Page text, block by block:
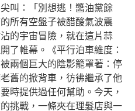
叫：「別想逃！醬油黨餘
所有空盤子被醋酸氣波震
的宇宙冒險，就在這片蒜
了帷幕。《平行泊車維度：
兩個巨大的陰影籠罩著：停
舊的掀背車，彷彿繼承了他
時提供過任何幫助。今天，
挑戰，一條夾在理髮店與一